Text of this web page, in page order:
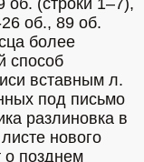
(строки 1–7),
об., 89 об.
более
способ
вставным л.
под письмо
разлиновка в
нового
о позднем